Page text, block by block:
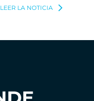
LEER LA NOTICIA